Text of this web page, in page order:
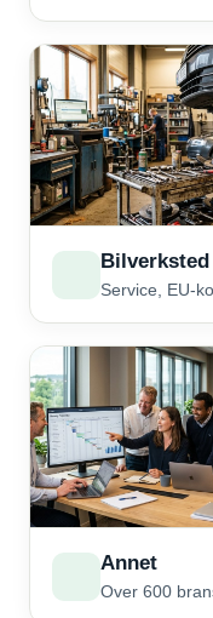
Bilverksted
Service, EU-
Annet
Over 600